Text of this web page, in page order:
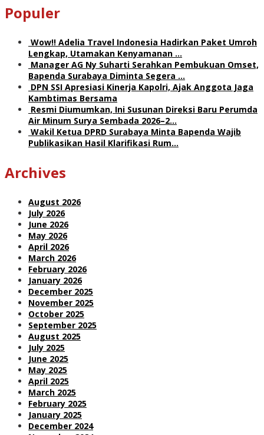
Populer
Wow!! Adelia Travel Indonesia Hadirkan Paket Umroh
Lengkap, Utamakan Kenyamanan …
Manager AG Ny Suharti Serahkan Pembukuan Omset,
Bapenda Surabaya Diminta Segera …
DPN SSI Apresiasi Kinerja Kapolri, Ajak Anggota Jaga
Kambtimas Bersama
Resmi Diumumkan, Ini Susunan Direksi Baru Perumda
Air Minum Surya Sembada 2026–2…
Wakil Ketua DPRD Surabaya Minta Bapenda Wajib
Publikasikan Hasil Klarifikasi Rum…
Archives
August 2026
July 2026
June 2026
May 2026
April 2026
March 2026
February 2026
January 2026
December 2025
November 2025
October 2025
September 2025
August 2025
July 2025
June 2025
May 2025
April 2025
March 2025
February 2025
January 2025
December 2024